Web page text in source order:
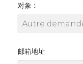
对象：
邮箱地址